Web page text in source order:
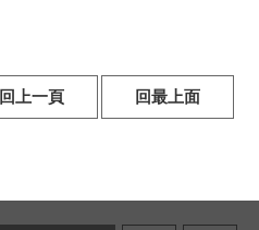
回上一頁 回最上面